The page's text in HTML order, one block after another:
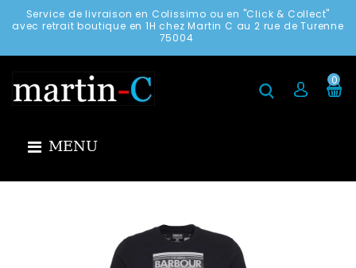
Service de livraison en Colissimo ou en "Click & Collect"
avec retrait boutique en 1H chez Martin C au 2 rue de Turenne
75004
0
MENU